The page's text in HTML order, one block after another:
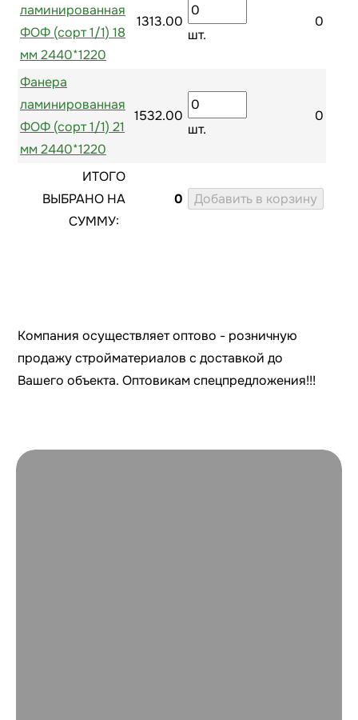
ламинированная
ФОФ (сорт 1/1) 18
мм 2440*1220
1313.00
шт.
0
Фанера
ламинированная
ФОФ (сорт 1/1) 21
мм 2440*1220
1532.00
шт.
0
ИТОГО
ВЫБРАНО НА
СУММУ:
0
Компания осуществляет оптово - розничную
продажу стройматериалов с доставкой до
Вашего объекта. Оптовикам спецпредложения!!!